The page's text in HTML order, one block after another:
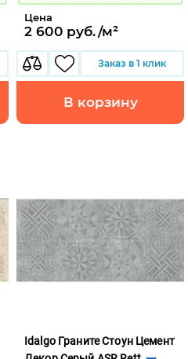
Цена
2 600 руб./м²
Заказ в 1 клик
В корзину
Idalgo Граните Стоун Цемент